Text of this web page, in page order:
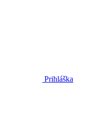
Prihláška